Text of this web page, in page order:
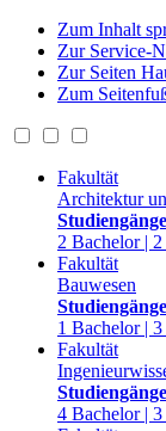
Zum Inhalt
Zur Service-
Zur Seiten
Zum
Fakultät
Architektur
Studiengänge
2 Bachelor |
Fakultät
Bauwesen
Studiengänge
1 Bachelor |
Fakultät
Studiengänge
4 Bachelor |